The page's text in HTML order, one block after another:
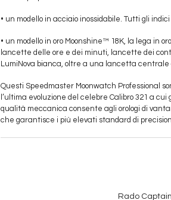
• un modello in acciaio inossidabile. Tutti gli
• un modello in oro Moonshine™ 18K, la lega in
lancette delle ore e dei minuti, lancette dei
LumiNova bianca, oltre a una lancetta centrale
Questi Speedmaster Moonwatch Professional
l’ultima evoluzione del celebre Calibro 321 a
qualità meccanica consente agli orologi di
che garantisce i più elevati standard di
Rado